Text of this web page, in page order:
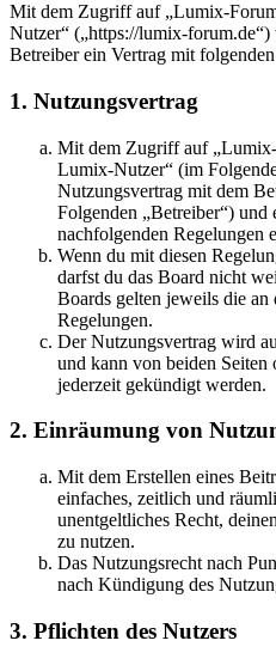
Mit dem Zugriff auf „Lumix-
Nutzer“ („https://lumix-
Betreiber ein Vertrag mit
1. Nutzungsvertrag
Mit dem Zugriff auf
Lumix-Nutzer“ (im
Nutzungsvertrag mit dem
Folgenden „Betreiber“) und
nachfolgenden Regelungen
Wenn du mit diesen
darfst du das Board nicht
Boards gelten jeweils die
Regelungen.
Der Nutzungsvertrag wird
und kann von beiden
jederzeit gekündigt werden.
2. Einräumung von
Mit dem Erstellen eines
einfaches, zeitlich und
unentgeltliches Recht,
zu nutzen.
Das Nutzungsrecht nach
nach Kündigung des
3. Pflichten des Nutzers